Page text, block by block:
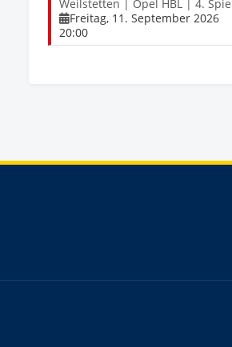
Weilstetten | Opel HBL | 4.
Freitag, 11. September 2026
20:00